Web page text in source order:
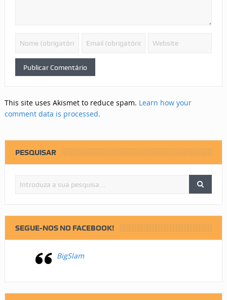
This site uses Akismet to reduce spam. Learn how your
comment data is processed.
PESQUISAR
SEGUE-NOS NO FACEBOOK!
BigSlam